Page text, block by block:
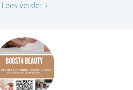
Lees verder